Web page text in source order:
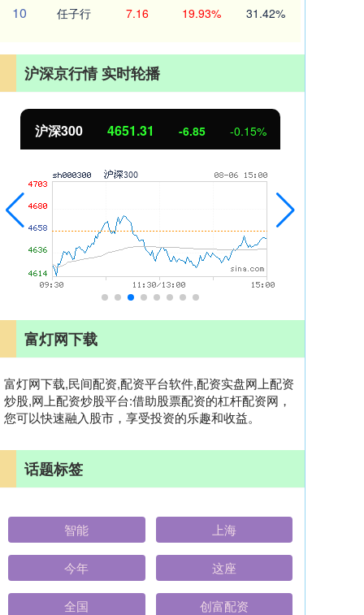
10 任子行 7.16 19.93% 31.42%
沪深京行情 实时轮播
沪深300 4651.31 -6.85 -0.15%
富灯网下载
富灯网下载,民间配资,配资平台软件,配资实盘网上配资
炒股,网上配资炒股平台:借助股票配资的杠杆配资网，
您可以快速融入股市，享受投资的乐趣和收益。
话题标签
智能 上海
今年 这座
全国 创富配资